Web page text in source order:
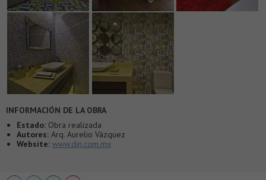
INFORMACIÓN DE LA OBRA
Estado: Obra realizada
Autores: Arq. Aurelio Vázquez
Website: www.din.com.mx